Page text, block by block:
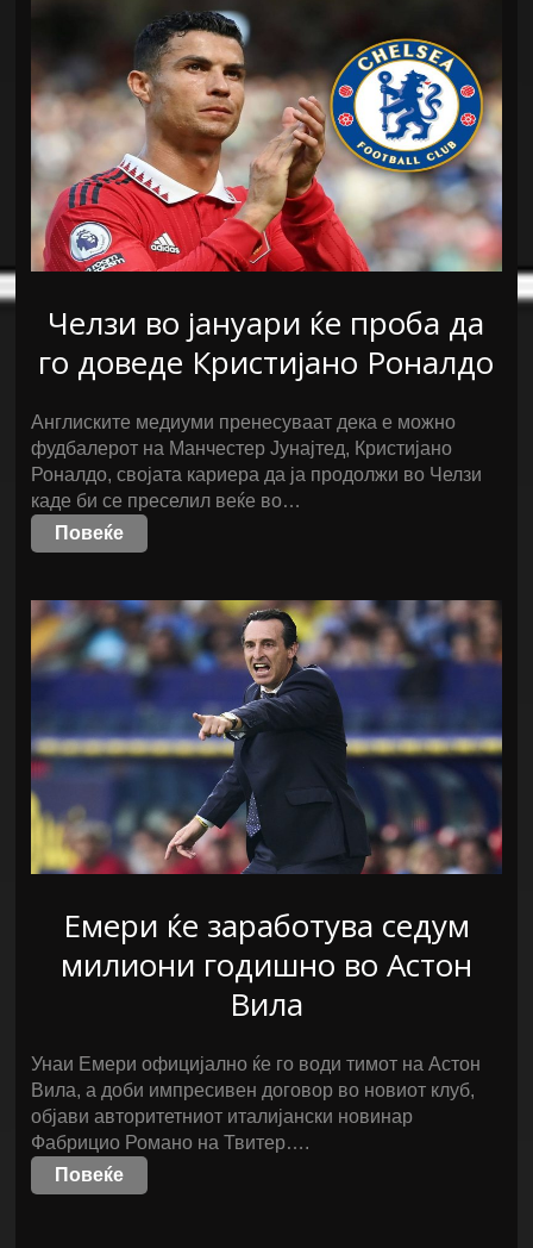
Челзи во јануари ќе проба да
го доведе Кристијано Роналдо
Англиските медиуми пренесуваат дека е можно
фудбалерот на Манчестер Јунајтед, Кристијано
Роналдо, својата кариера да ја продолжи во Челзи
каде би се преселил веќе во…
Повеќе
Емери ќе заработува седум
милиони годишно во Астон
Вила
Унаи Емери официјално ќе го води тимот на Астон
Вила, а доби импресивен договор во новиот клуб,
објави авторитетниот италијански новинар
Фабрицио Романо на Твитер….
Повеќе